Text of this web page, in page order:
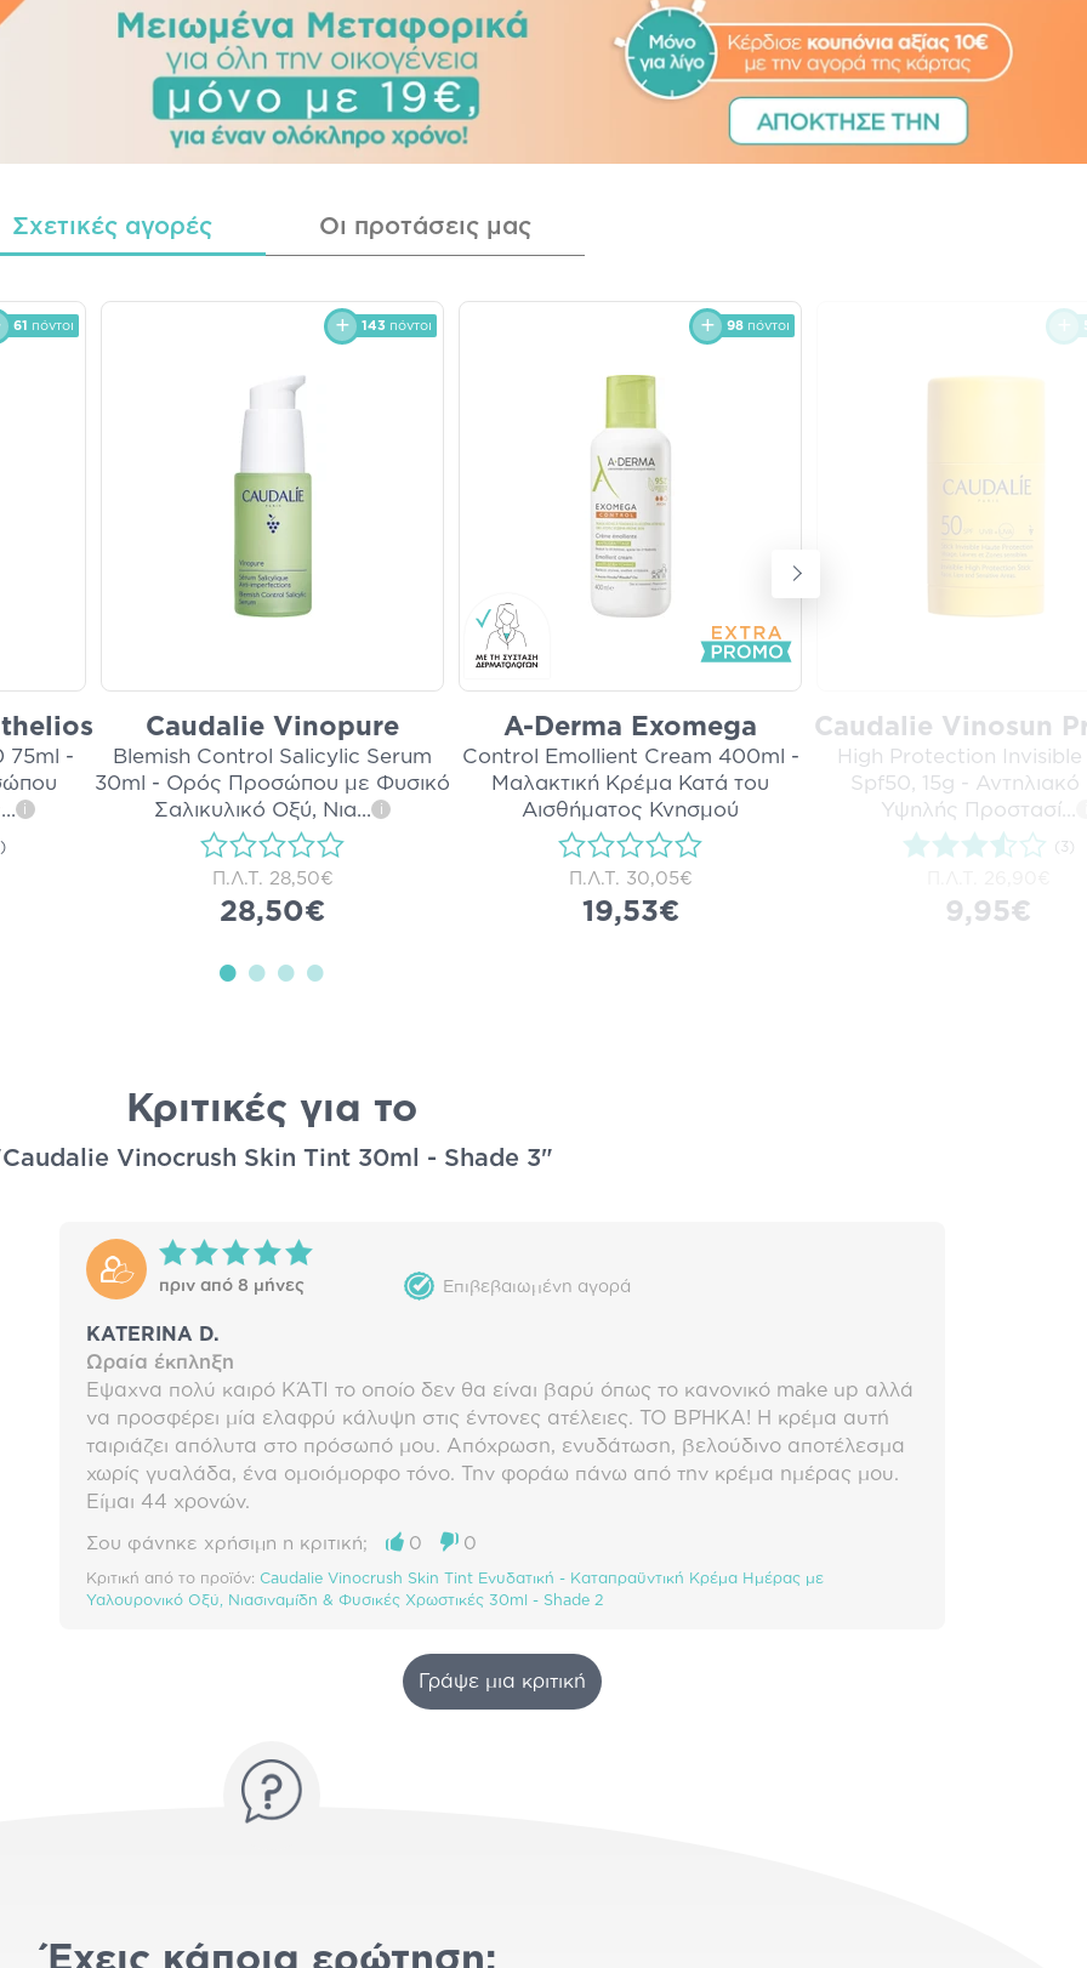
Σχετικές αγορές Οι προτάσεις μας
61 πόντοι
75ml -
... i
143 πόντοι
Caudalie Vinopure
Blemish Control Salicylic Serum
30ml - Ορός Προσώπου με Φυσικό
Σαλικυλικό Οξύ, Νια... i
Π.Λ.Τ. 28,50€
28,50€
98 πόντοι
A-Derma Exomega
Control Emollient Cream 400ml -
Μαλακτική Κρέμα Κατά του
Αισθήματος Κνησμού
Π.Λ.Τ. 30,05€
19,53€
Caudalie Vinosun
High Protection
Spf50, 15g - Αντηλιακό
Υψηλής Προστασί
(3)
9,95€
Κριτικές για το
Vinocrush Skin Tint 30ml - Shade 3"
πριν από 8 μήνες Επιβεβαιωμένη αγορά
KATERINA D.
Ωραία έκπληξη
Έψαχνα πολύ καιρό ΚΆΤΙ το οποίο δεν θα είναι βαρύ όπως το κανονικό make up αλλά
να προσφέρει μία ελαφρύ κάλυψη στις έντονες ατέλειες. ΤΟ ΒΡΉΚΑ! Η κρέμα αυτή
ταιριάζει απόλυτα στο πρόσωπό μου. Απόχρωση, ενυδάτωση, βελούδινο αποτέλεσμα
χωρίς γυαλάδα, ένα ομοιόμορφο τόνο. Την φοράω πάνω από την κρέμα ημέρας μου.
Είμαι 44 χρονών.
Σου φάνηκε χρήσιμη η κριτική; 0 0
Κριτική από το προϊόν: Caudalie Vinocrush Skin Tint Ενυδατική - Καταπραϋντική Κρέμα Ημέρας με
Υαλουρονικό Οξύ, Νιασιναμίδη & Φυσικές Χρωστικές 30ml - Shade 2
Γράψε μια κριτική
Έχεις κάποια ερώτηση;